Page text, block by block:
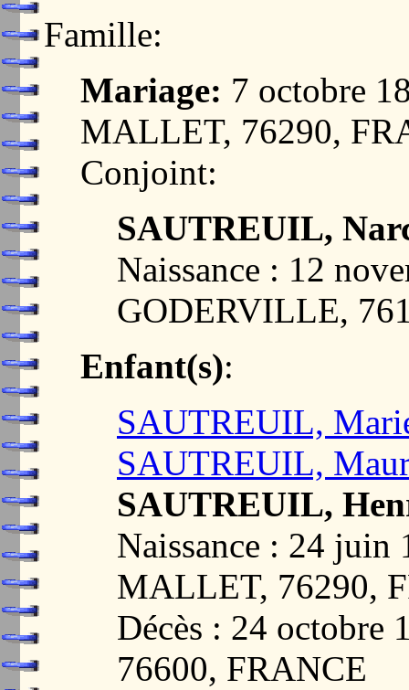
Famille:
Mariage: 7 octobre
MALLET, 76290,
Conjoint:
SAUTREUIL,
Naissance : 12
GODERVILLE,
Enfant(s):
SAUTREUIL,
SAUTREUIL,
SAUTREUIL,
Naissance : 24
MALLET, 76290,
Décès : 24 octobre
76600, FRANCE